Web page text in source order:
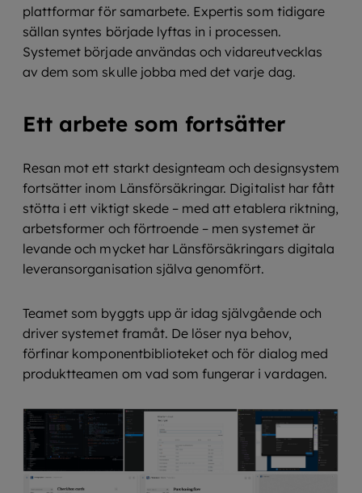
plattformar för samarbete. Expertis som tidigare
sällan syntes började lyftas in i processen.
Systemet började användas och vidareutvecklas
av dem som skulle jobba med det varje dag.
Ett arbete som fortsätter
Resan mot ett starkt designteam och designsystem
fortsätter inom Länsförsäkringar. Digitalist har fått
stötta i ett viktigt skede – med att etablera riktning,
arbetsformer och förtroende – men systemet är
levande och mycket har Länsförsäkringars digitala
leveransorganisation själva genomfört.
Teamet som byggts upp är idag självgående och
driver systemet framåt. De löser nya behov,
förfinar komponentbiblioteket och för dialog med
produktteamen om vad som fungerar i vardagen.